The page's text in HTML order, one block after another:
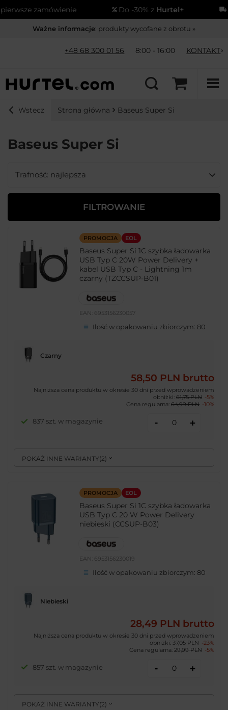
zamówienie Do -30% zHurtel+
Ważne informacje: produkty wycofane z obrotu »
+48 68 300 01 56 8:00 - 16:00 KONTAKT
Wstecz Strona główna Baseus Super Si
Baseus Super Si
Zmień sortowanie
Trafność: najlepsza
FILTROWANIE
PROMOCJA EOL
Baseus Super Si 1C szybka ładowarka
USB Typ C 20W Power Delivery +
kabel USB Typ C - Lightning 1m
czarny (TZCCSUP-B01)
EAN: 6953156230057
Ilość w opakowaniu zbiorczym: 80
POKAŻ INNE WARIANTY(2)
Czarny
58,50 PLN brutto
Najniższa cena produktu w okresie 30 dni przed wprowadzeniem
obniżki: 61,75 PLN -5%
Cena regularna: 64,99 PLN -10%
837 szt. w magazynie - +
PROMOCJA EOL
Baseus Super Si 1C szybka ładowarka
USB Typ C 20 W Power Delivery
niebieski (CCSUP-B03)
EAN: 6953156230019
Ilość w opakowaniu zbiorczym: 80
POKAŻ INNE WARIANTY(2)
Niebieski
28,49 PLN brutto
Najniższa cena produktu w okresie 30 dni przed wprowadzeniem
obniżki: 37,05 PLN -23%
Cena regularna: 29,99 PLN -5%
857 szt. w magazynie - +